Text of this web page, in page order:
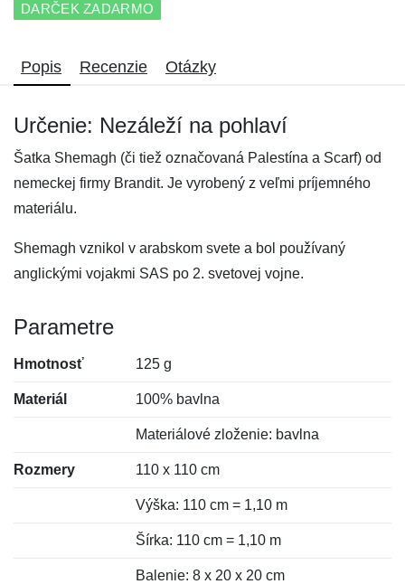
DARČEK ZADARMO
Popis Recenzie Otázky
Určenie: Nezáleží na pohlaví
Šatka Shemagh (či tiež označovaná Palestína a Scarf) od
nemeckej firmy Brandit. Je vyrobený z veľmi príjemného
materiálu.
Shemagh vznikol v arabskom svete a bol používaný
anglickými vojakmi SAS po 2. svetovej vojne.
Parametre
Hmotnosť 125 g
Materiál 100% bavlna
Materiálové zloženie: bavlna
Rozmery 110 x 110 cm
Výška: 110 cm = 1,10 m
Šírka: 110 cm = 1,10 m
Balenie: 8 x 20 x 20 cm